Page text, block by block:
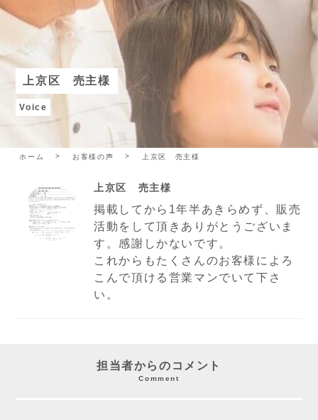
上京区 売主様
Voice
ホーム お客様の声 上京区 売主様
上京区 売主様
掲載してから1年半あきらめず、販売
活動をして頂きありがとうございま
す。感謝しかないです。
これからもたくさんのお客様によろ
こんで頂ける営業マンでいて下さ
い。
担当者からのコメント
Comment